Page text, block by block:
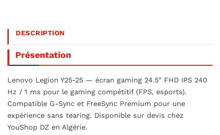
DESCRIPTION
Présentation
Lenovo Legion Y25-25 — écran gaming 24.5″ FHD IPS 240
Hz / 1 ms pour le gaming compétitif (FPS, esports).
Compatible G-Sync et FreeSync Premium pour une
expérience sans tearing. Disponible sur devis chez
YouShop DZ en Algérie.